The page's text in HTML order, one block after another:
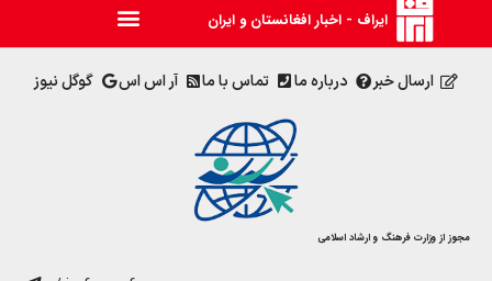
ایراف - اخبار افغانستان و ایران
ارسال خبر درباره ما تماس با ما آر اس اس گوگل نیوز
مجوز از وزارت فرهنگ و ارشاد اسلامی